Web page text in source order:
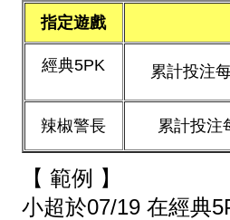
指定遊戲
經典5PK 累計投注
辣椒警長 累計投注
【 範例 】
小超於07/19 在經典